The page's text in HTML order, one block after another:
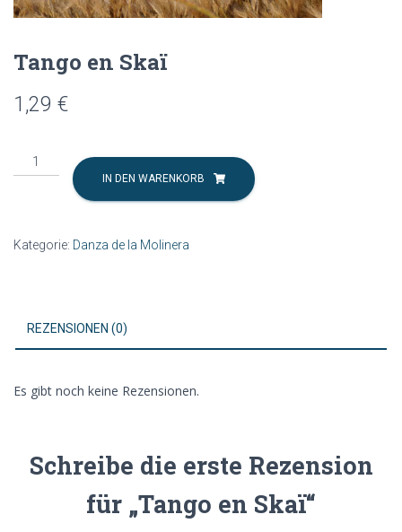
Tango en Skaï
1,29 €
Tango
en
IN DEN WARENKORB
Kategorie: Danza de la Molinera
REZENSIONEN (0)
Es gibt noch keine Rezensionen.
Schreibe die erste Rezension
für „Tango en Skaï“